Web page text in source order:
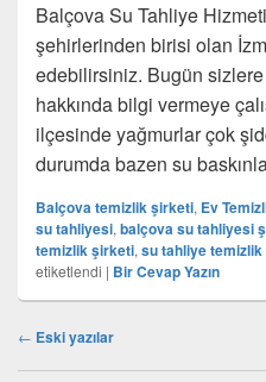
Balçova Su Tahliye
şehirlerinden birisi olan
edebilirsiniz. Bugün
hakkında bilgi vermeye
ilçesinde yağmurlar çok
durumda bazen su
Balçova temizlik şirketi, Ev
su tahliyesi, balçova su tahliyesi
temizlik şirketi, su tahliye
etiketlendi | Bir Cevap Yazın
Yazı
← Eski yazılar